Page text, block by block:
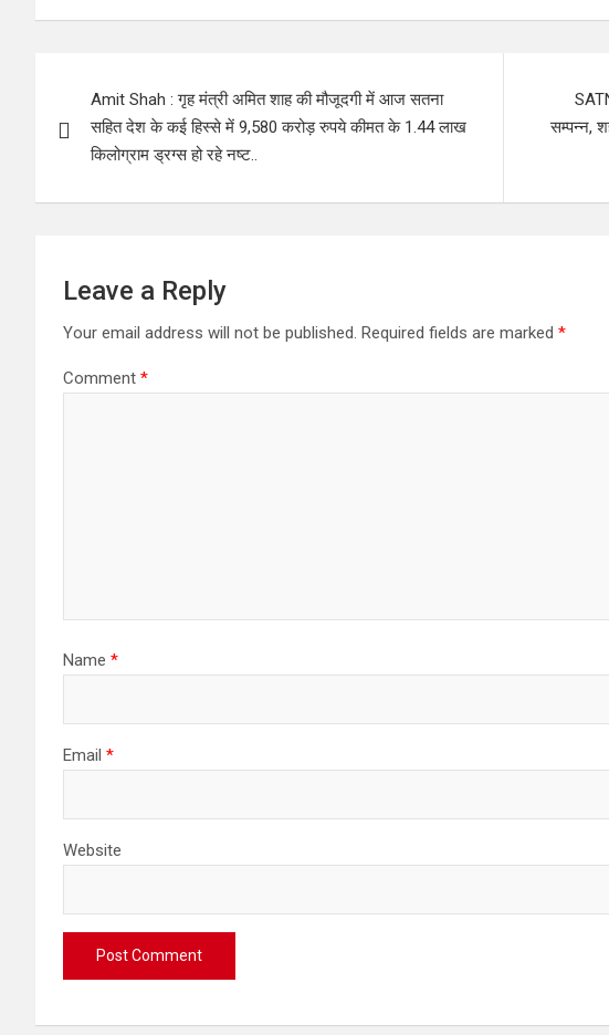
navigation
Amit Shah : गृह मंत्री अमित शाह की मौजूदगी में आज सतना
सहित देश के कई हिस्से में 9,580 करोड़ रुपये कीमत के 1.44 लाख
किलोग्राम ड्रग्स हो रहे नष्ट..
सम्पन्न,
Leave a Reply
Your email address will not be published. Required fields are marked *
Comment *
Name *
Email *
Website